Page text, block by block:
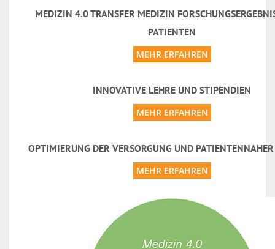
MEDIZIN 4.0 TRANSFER MEDIZIN
PATIENTEN
MEHR ERFAHREN
INNOVATIVE LEHRE UND STIPENDIEN
MEHR ERFAHREN
OPTIMIERUNG DER VERSORGUNG UND PATIENTENNAHER
MEHR ERFAHREN